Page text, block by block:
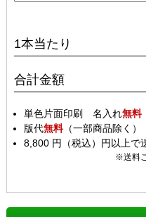
1本当たり
合計金額
単色片面印刷 名入れ無料
版代無料（一部商品除く）
8,800 円（税込）円以上で
※送料